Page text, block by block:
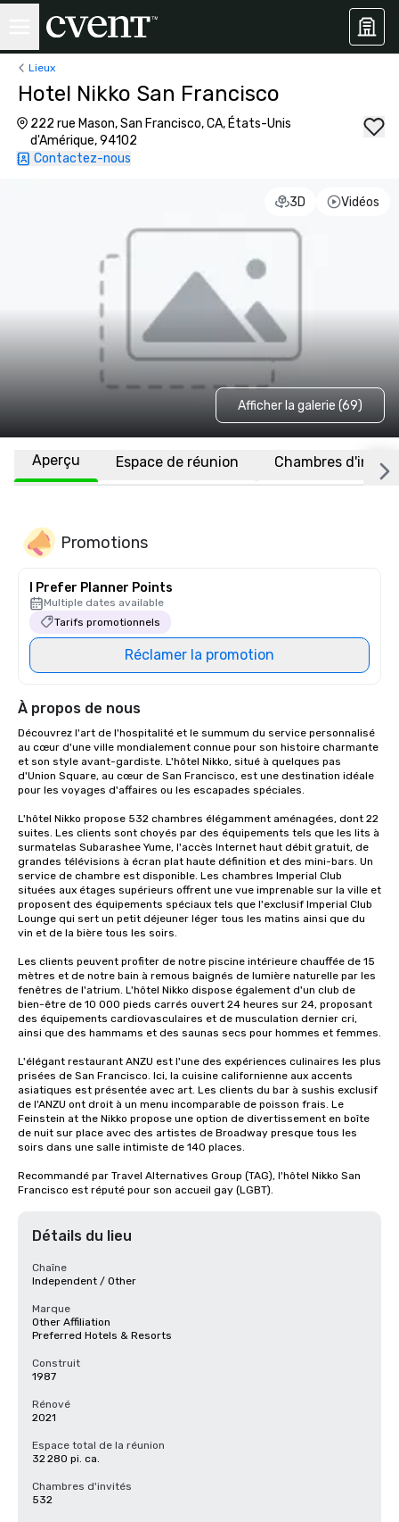
Lieux
Hotel Nikko San Francisco
222 rue Mason, San Francisco, CA, États-Unis
d'Amérique, 94102
Contactez-nous
3D Vidéos
Afficher la galerie (69)
Aperçu Espace de réunion Chambres
Promotions
I Prefer Planner Points
Multiple dates available
Tarifs promotionnels
Réclamer la promotion
À propos de nous
Découvrez l'art de l'hospitalité et le summum du service personnalisé
au cœur d'une ville mondialement connue pour son histoire charmante
et son style avant-gardiste. L'hôtel Nikko, situé à quelques pas
d'Union Square, au cœur de San Francisco, est une destination idéale
pour les voyages d'affaires ou les escapades spéciales.
L'hôtel Nikko propose 532 chambres élégamment aménagées, dont 22
suites. Les clients sont choyés par des équipements tels que les lits à
surmatelas Subarashee Yume, l'accès Internet haut débit gratuit, de
grandes télévisions à écran plat haute définition et des mini-bars. Un
service de chambre est disponible. Les chambres Imperial Club
situées aux étages supérieurs offrent une vue imprenable sur la ville et
proposent des équipements spéciaux tels que l'exclusif Imperial Club
Lounge qui sert un petit déjeuner léger tous les matins ainsi que du
vin et de la bière tous les soirs.
Les clients peuvent profiter de notre piscine intérieure chauffée de 15
mètres et de notre bain à remous baignés de lumière naturelle par les
fenêtres de l'atrium. L'hôtel Nikko dispose également d'un club de
bien-être de 10 000 pieds carrés ouvert 24 heures sur 24, proposant
des équipements cardiovasculaires et de musculation dernier cri,
ainsi que des hammams et des saunas secs pour hommes et femmes.
L'élégant restaurant ANZU est l'une des expériences culinaires les plus
prisées de San Francisco. Ici, la cuisine californienne aux accents
asiatiques est présentée avec art. Les clients du bar à sushis exclusif
de l'ANZU ont droit à un menu incomparable de poisson frais. Le
Feinstein at the Nikko propose une option de divertissement en boîte
de nuit sur place avec des artistes de Broadway presque tous les
soirs dans une salle intimiste de 140 places.
Recommandé par Travel Alternatives Group (TAG), l'hôtel Nikko San
Francisco est réputé pour son accueil gay (LGBT).
Détails du lieu
Chaîne
Independent / Other
Marque
Other Affiliation
Preferred Hotels & Resorts
Construit
1987
Rénové
2021
Espace total de la réunion
32 280 pi. ca.
Chambres d'invités
532